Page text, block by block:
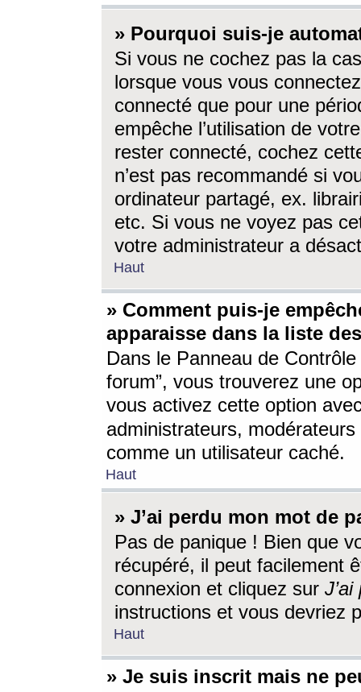
» Pourquoi suis-je
Si vous ne cochez pas la
lorsque vous vous
connecté que pour une
empêche l’utilisation de
rester connecté, cochez
n’est pas recommandé si
ordinateur partagé, ex.
etc. Si vous ne voyez pas
votre administrateur a
Haut
» Comment puis-je
apparaisse dans la liste
Dans le Panneau de
forum”, vous trouverez une
vous activez cette option
administrateurs,
comme un utilisateur caché.
Haut
» J’ai perdu mon mot de
Pas de panique ! Bien que
récupéré, il peut facilement
connexion et cliquez sur
instructions et vous devriez
Haut
» Je suis inscrit mais ne